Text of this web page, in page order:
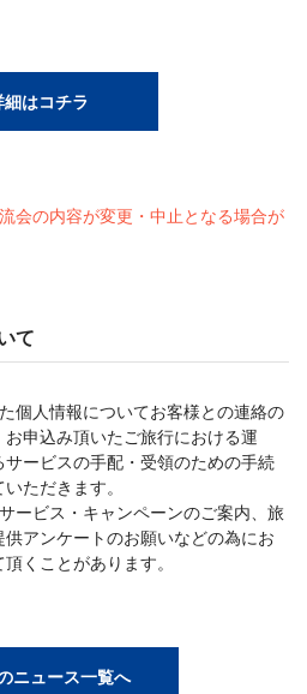
細はコチラ
会の内容が変更・中止となる場合が
て
個人情報についてお客様との連絡の
申込み頂いたご旅行における運
ービスの手配・受領のための手続
ただきます。
ービス・キャンペーンのご案内、旅
アンケートのお願いなどの為にお
くことがあります。
ニュース一覧へ